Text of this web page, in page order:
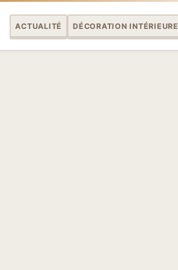
ACTUALITÉ DÉCORATION INTÉRIEURE